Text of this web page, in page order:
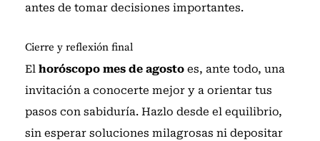
antes de tomar decisiones importantes.
Cierre y reflexión final
El horóscopo mes de agostoes, ante todo, una
invitación a conocerte mejor y a orientar tus
pasos con sabiduría. Hazlo desde el equilibrio,
sin esperar soluciones milagrosas ni depositar